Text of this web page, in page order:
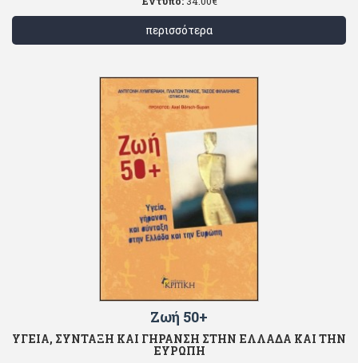
περισσότερα
Ζωή 50+
ΥΓΕΙΑ, ΣΥΝΤΑΞΗ ΚΑΙ ΓΗΡΑΝΣΗ ΣΤΗΝ ΕΛΛΑΔΑ ΚΑΙ ΤΗΝ
ΕΥΡΩΠΗ